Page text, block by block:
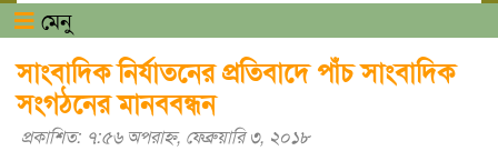
মেনু
সাংবাদিক নির্যাতনের প্রতিবাদে পাঁচ সাংবাদিক
সংগঠনের মানববন্ধন
প্রকাশিত: ৭:৫৬ অপরাহ্ণ, ফেব্রুয়ারি ৩, ২০১৮